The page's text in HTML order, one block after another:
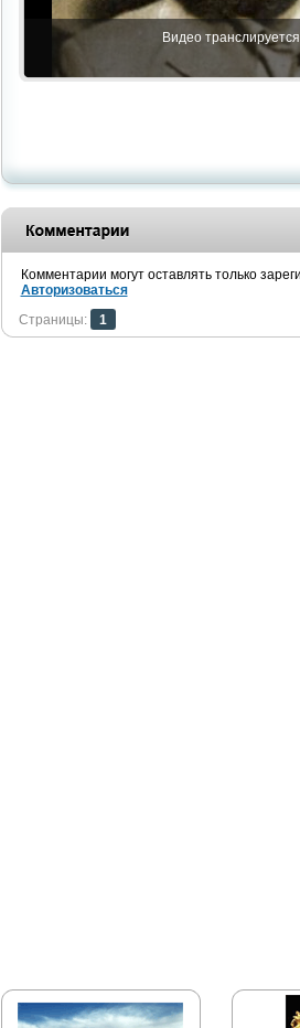
Видео
Комментарии могут оставлять только
Авторизоваться
Страницы:
1